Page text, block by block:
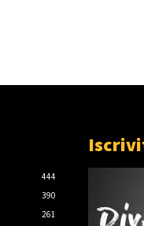
444
390
261